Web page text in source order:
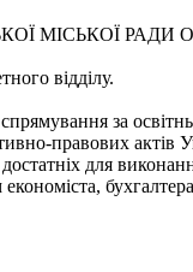
МІСЬКОЇ
відділу.
за
правових актів
для